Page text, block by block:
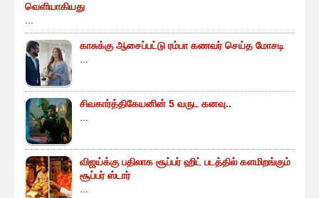
வெளியாகியது
...
காசுக்கு ஆசைப்பட்டு ரம்பா கணவர் செய்த மோசடி
...
சிவகார்த்திகேயனின் 5 வருட கனவு..
...
விஜய்க்கு பதிலாக சூப்பர் ஹிட் படத்தில் களமிறங்கும்
சூப்பர் ஸ்டார்
...